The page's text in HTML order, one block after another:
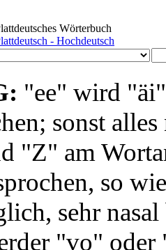
Wörterbuch
- Hochdeutsch
"ee" wird
sonst
"Z" am
so
sehr
"vo"